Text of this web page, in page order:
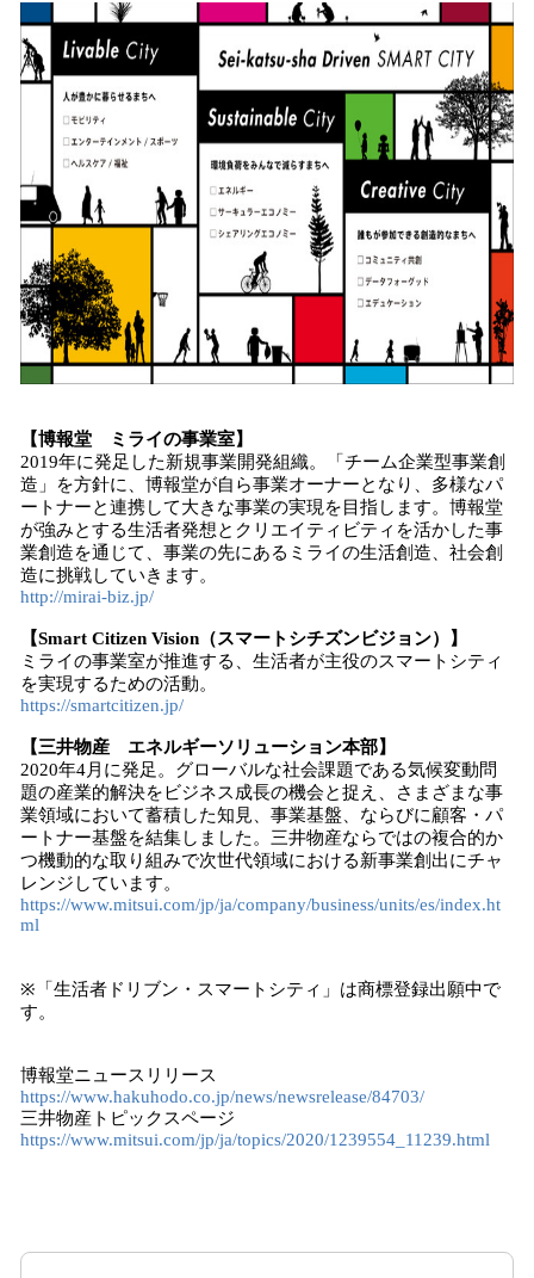
【博報堂 ミライの事業室】
2019年に発足した新規事業開発組織。「チーム企業型事業創
造」を方針に、博報堂が自ら事業オーナーとなり、多様なパ
ートナーと連携して大きな事業の実現を目指します。博報堂
が強みとする生活者発想とクリエイティビティを活かした事
業創造を通じて、事業の先にあるミライの生活創造、社会創
造に挑戦していきます。
http://mirai-biz.jp/
【Smart Citizen Vision （スマートシチズンビジョン）】
ミライの事業室が推進する、生活者が主役のスマートシティ
を実現するための活動。
https://smartcitizen.jp/
【三井物産 エネルギーソリューション本部】
2020年4月に発足。グローバルな社会課題である気候変動問
題の産業的解決をビジネス成長の機会と捉え、さまざまな事
業領域において蓄積した知見、事業基盤、ならびに顧客・パ
ートナー基盤を結集しました。三井物産ならではの複合的か
つ機動的な取り組みで次世代領域における新事業創出にチャ
レンジしています。
https://www.mitsui.com/jp/ja/company/business/units/es/index.ht
ml
※「生活者ドリブン・スマートシティ」は商標登録出願中で
す。
博報堂ニュースリリース
https://www.hakuhodo.co.jp/news/newsrelease/84703/
三井物産トピックスページ
https://www.mitsui.com/jp/ja/topics/2020/1239554_11239.html